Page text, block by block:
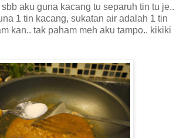
aku guna kacang tu separuh tin tu je..
1 tin kacang, sukatan air adalah 1 tin
kan.. tak paham meh aku tampo.. kikiki